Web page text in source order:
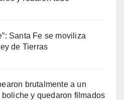
Santa Fe se moviliza
de Tierras
brutalmente a un
y quedaron filmados